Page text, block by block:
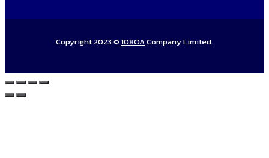
Copyright 2023 © 108OACompany Limited.